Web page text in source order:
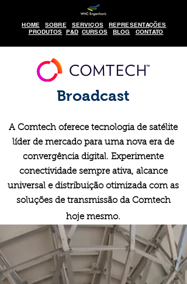
HOME SOBRE SERVIÇOS
REPRESENTAÇÕES
PRODUTOS P&D CURSOS BLOG CONTATO
Broadcast
A Comtech oferece tecnologia de satélite
líder de mercado para uma nova era de
convergência digital. Experimente
conectividade sempre ativa, alcance
universal e distribuição otimizada com as
soluções de transmissão da Comtech
hoje mesmo.